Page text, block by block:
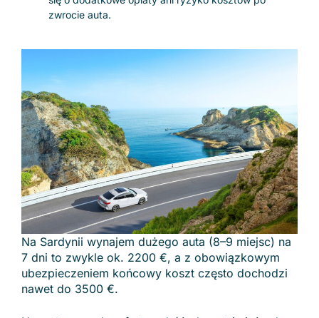
zwrocie auta.
Na Sardynii wynajem dużego auta (8–9 miejsc) na
7 dni to zwykle ok. 2200 €, a z obowiązkowym
ubezpieczeniem końcowy koszt często dochodzi
nawet do 3500 €.